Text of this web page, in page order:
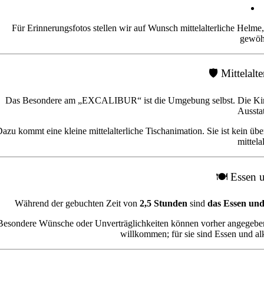
Für Erinnerungsfotos stellen wir auf Wunsch mittelalterliche
🛡️
Das Besondere am „EXCALIBUR“ ist die Umgebung selbst. Die
kommt eine kleine mittelalterliche Tischanimation. Sie ist kein
🍽️ Essen
Während der gebuchten Zeit von 2,5 Stunden sind das Essen
Wünsche oder Unverträglichkeiten können vorher
willkommen; für sie sind Essen und